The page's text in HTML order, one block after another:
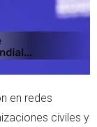
en redes
civiles y